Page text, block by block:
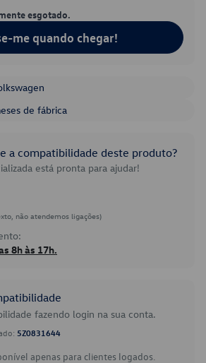
esgotado.
me quando chegar!
de fábrica
a compatibilidade deste produto?
está pronta para ajudar!
não atendemos ligações)
8h às 17h.
fazendo login na sua conta.
5Z0831644
apenas para clientes logados.